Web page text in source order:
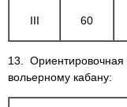
III 60
13. Ориентировочная
вольерному кабану: